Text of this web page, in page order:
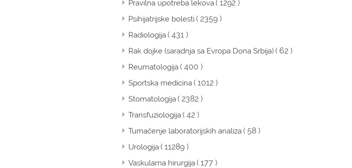
Pravilna upotreba lekova( 1292 )
Psihijatrijske bolesti( 2359 )
Radiologija( 431 )
Rak dojke (saradnja sa Evropa Dona Srbija)( 62 )
Reumatologija( 400 )
Sportska medicina( 1012 )
Stomatologija( 2382 )
Transfuziologija( 42 )
Tumačenje laboratorijskih analiza( 58 )
Urologija( 11289 )
Vaskularna hirurgija( 177 )